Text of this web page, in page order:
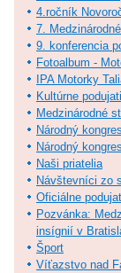
4.ročník
7.
9. konferencia
Fotoalbum -
IPA Motorky
Kultúrne
Medzinárodné
Národný
Národný
Naši priatelia
Návštevníci zo
Oficiálne
Pozvánka:
insígnií v
Šport
Víťazstvo nad